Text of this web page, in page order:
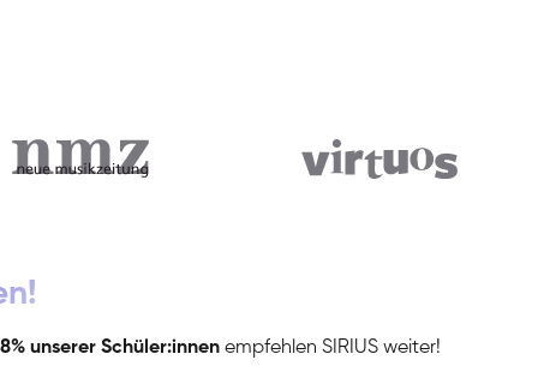
unserer Schüler:innen empfehlen SIRIUS weiter!